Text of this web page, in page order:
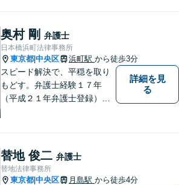
役や監査役としての経営支援
も行い、実務に即した助言が
可能です。
奥村 剛 弁護士
日本橋浜町法律事務所
東京都 中央区 浜町駅 から徒歩3分
スピード解決で、平穏を取り
もどす。弁護士経験１７年
（平成２１年弁護士登録）。
す。 浜町駅から徒歩３分。夜
間休日対応、オンライン相談
可。女性弁護士も在籍。
詳細を見
る
替地 俊二 弁護士
替地法律事務所
東京都 中央区 月島駅 から徒歩4分